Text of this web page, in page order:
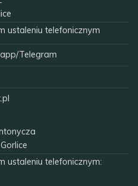
ustaleniu telefonicznym
Telegram
ustaleniu telefonicznym: